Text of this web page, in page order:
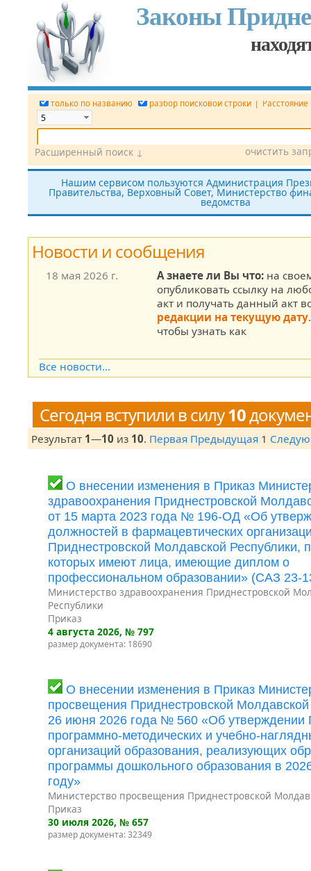
Законы
только по названию разбор поисковой строки |
Номер док. Дата
Принявший орган Источник (САЗ)
все редакции показать утратившие силу без
очистить
Расширенный поиск ↓
Нашим сервисом пользуются Администрация
Правительства, Верховный Совет, Министерство
ведомства
Новости и сообщения
18 мая 2026 г. А знаете ли Вы что: на
опубликовать ссылку на
акт и получать данный акт
редакции на текущую дату
чтобы узнать как
Все новости...
Сегодня вступили в силу10
Результат 1—10 из 10. Первая Предыдущая 1
О внесении изменения в Приказ
здравоохранения Приднестровской
от 15 марта 2023 года № 196-ОД «Об
должностей в фармацевтических
Приднестровской Молдавской Республики,
которых имеют лица, имеющие диплом о
профессиональном образовании» (САЗ 23-
Министерство здравоохранения Приднестровской
Республики
Приказ
4 августа 2026, № 797
размер документа: 18690
О внесении изменения в Приказ
просвещения Приднестровской Молдавской
26 июня 2026 года № 560 «Об утверждении
программно-методических и учебно-
организаций образования, реализующих
программы дошкольного образования в
году»
Министерство просвещения Приднестровской
Приказ
30 июля 2026, № 657
размер документа: 32349